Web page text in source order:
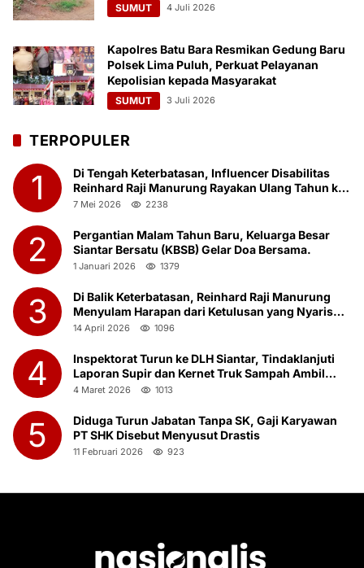
SUMUT 4 Juli 2026
Kapolres Batu Bara Resmikan Gedung Baru
Polsek Lima Puluh, Perkuat Pelayanan
Kepolisian kepada Masyarakat
SUMUT 3 Juli 2026
TERPOPULER
1
Di Tengah Keterbatasan, Influencer Disabilitas
Reinhard Raji Manurung Rayakan Ulang Tahun ke-
23 Bersama Anak Panti Asuhan
7 Mei 2026 2238
2
Pergantian Malam Tahun Baru, Keluarga Besar
Siantar Bersatu (KBSB) Gelar Doa Bersama.
1 Januari 2026 1379
3
Di Balik Keterbatasan, Reinhard Raji Manurung
Menyulam Harapan dari Ketulusan yang Nyaris
Terlupakan
14 April 2026 1096
4
Inspektorat Turun ke DLH Siantar, Tindaklanjuti
Laporan Supir dan Kernet Truk Sampah Ambil
Botot Saat Jam Kerja
4 Maret 2026 1013
5
Diduga Turun Jabatan Tanpa SK, Gaji Karyawan
PT SHK Disebut Menyusut Drastis
11 Februari 2026 923